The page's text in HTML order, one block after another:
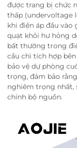
được trang bị chức
thấp (undervoltage
khi điện áp đầu vào
quạt khỏi hư hỏng
bất thường trong
cầu chì tích hợp
bảo vệ dự phòng
trọng, đảm bảo
nghiêm trọng nhất,
chính bộ nguồn.